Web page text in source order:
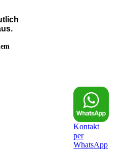
Kontakt
per
WhatsApp